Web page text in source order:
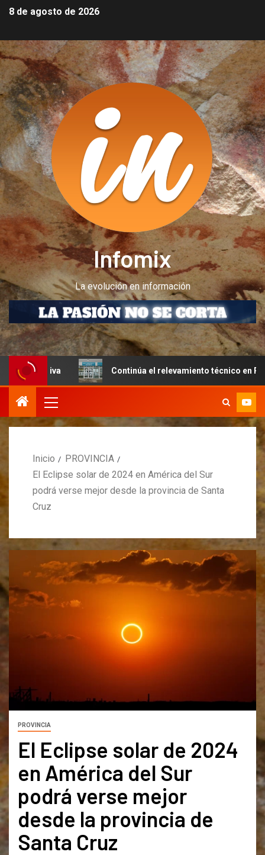
8 de agosto de 2026
Infomix
La evolución en información
Continúa el relevamiento técnico en Perito
Inicio
PROVINCIA
El Eclipse solar de 2024 en América del Sur
podrá verse mejor desde la provincia de Santa
Cruz
PROVINCIA
El Eclipse solar de 2024
en América del Sur
podrá verse mejor
desde la provincia de
Santa Cruz